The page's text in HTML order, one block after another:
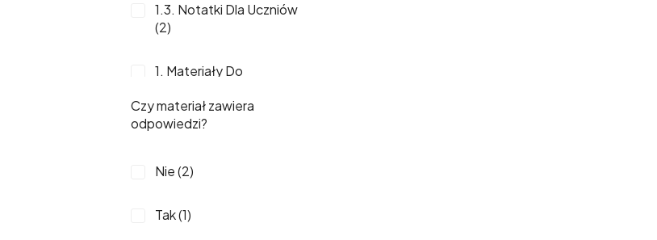
1.3. Notatki Dla Uczniów
(2)
1. Materiały Do
2.6. Zadania Domowe
Klasy (2)
Czy materiał zawiera
odpowiedzi?
Nie (2)
Tak (1)